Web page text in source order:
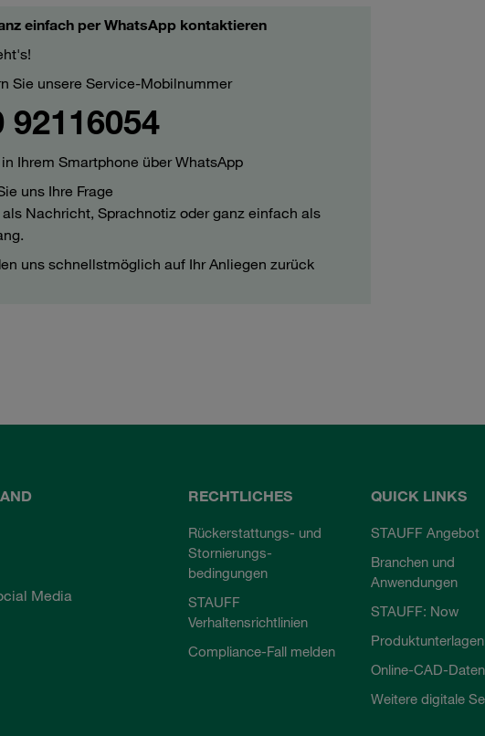
einfach per WhatsApp kontaktieren
Sie unsere Service-Mobilnummer
92116054
Ihrem Smartphone über WhatsApp
uns Ihre Frage
Nachricht, Sprachnotiz oder ganz einfach als
uns schnellstmöglich auf Ihr Anliegen zurück
Media
RECHTLICHES
Rückerstattungs- und
Stornierungs-
bedingungen
STAUFF
Verhaltensrichtlinien
Compliance-Fall melden
QUICK LINKS
STAUFF Angebot
Branchen und
Anwendungen
STAUFF: Now
Produktunterlagen
Online-CAD-
Weitere digitale